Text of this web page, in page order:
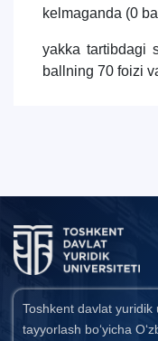
kelmaganda (0
yakka tartibdagi
ballning 70 foizi
Toshkent davlat
tayyorlash bo‘yicha